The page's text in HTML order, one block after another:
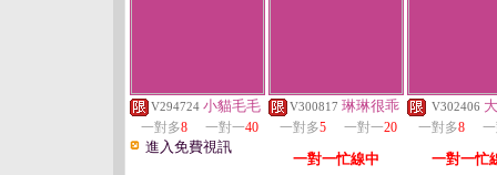
V294724 小貓毛毛
一對多8 一對一40
進入免費視訊
V300817 琳琳很乖
一對多5 一對一20
一對一忙線中
V302406
一對多8
一對一忙